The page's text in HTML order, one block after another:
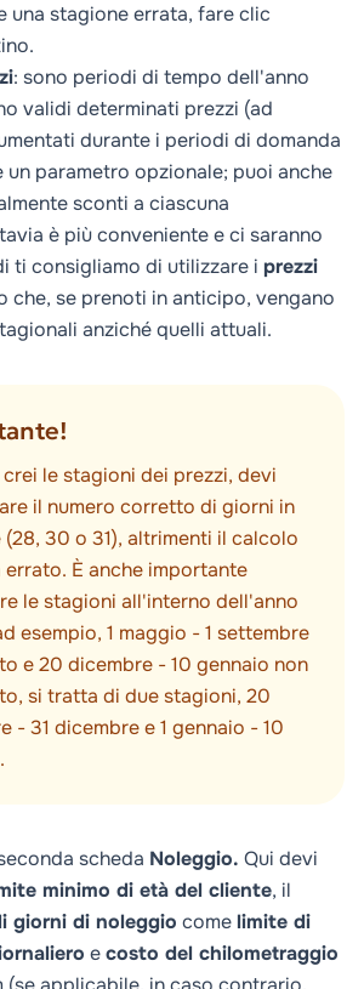
una stagione errata, fare clic
: sono periodi di tempo dell'anno
validi determinati prezzi (ad
durante i periodi di domanda
un parametro opzionale; puoi anche
sconti a ciascuna
è più conveniente e ci saranno
ti consigliamo di utilizzare i prezzi
che, se prenoti in anticipo, vengano
anziché quelli attuali.
le stagioni dei prezzi, devi
il numero corretto di giorni in
(28, 30 o 31), altrimenti il calcolo
errato. È anche importante
le stagioni all'interno dell'anno
esempio, 1 maggio - 1 settembre
e 20 dicembre - 10 gennaio non
si tratta di due stagioni, 20
- 31 dicembre e 1 gennaio - 10
scheda Noleggio. Qui devi
minimo di età del cliente, il
giorni di noleggio comelimite di
ecosto del chilometraggio